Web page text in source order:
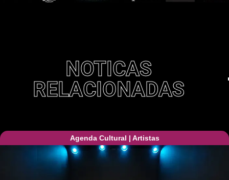
NOTICAS
RELACIONADAS
Agenda Cultural | Artistas